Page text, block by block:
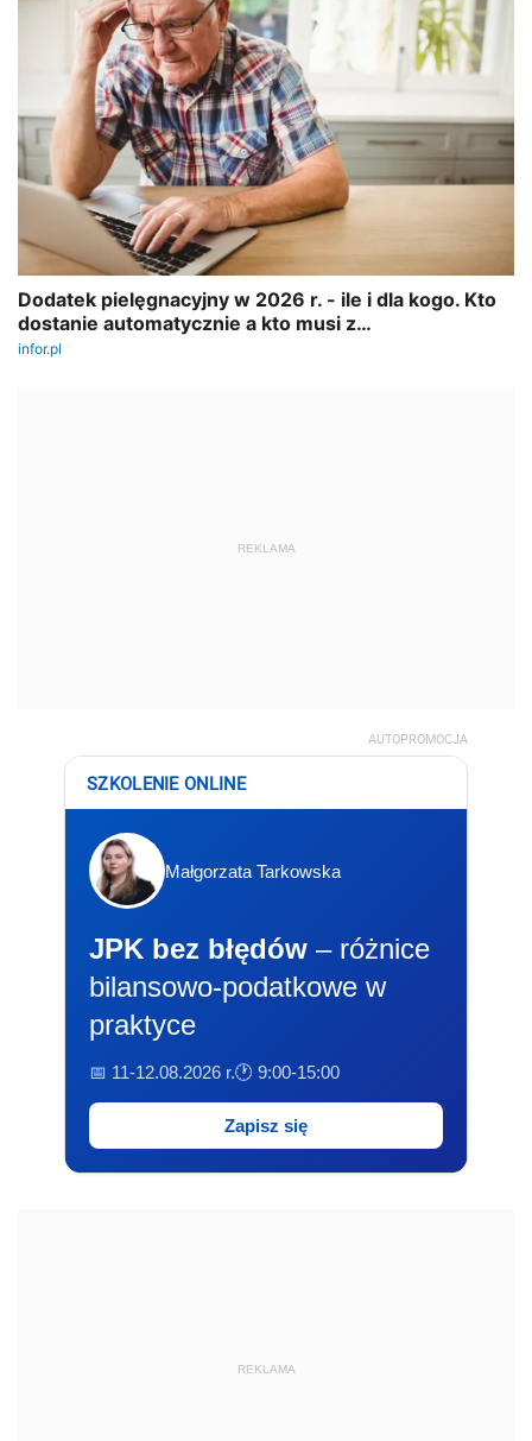
REKLAMA
AUTOPROMOCJA
SZKOLENIE ONLINE
Małgorzata Tarkowska
JPK bez błędów – różnice
bilansowo-podatkowe w
praktyce
📅 11-12.08.2026 r.🕐 9:00-15:00
Zapisz się
REKLAMA